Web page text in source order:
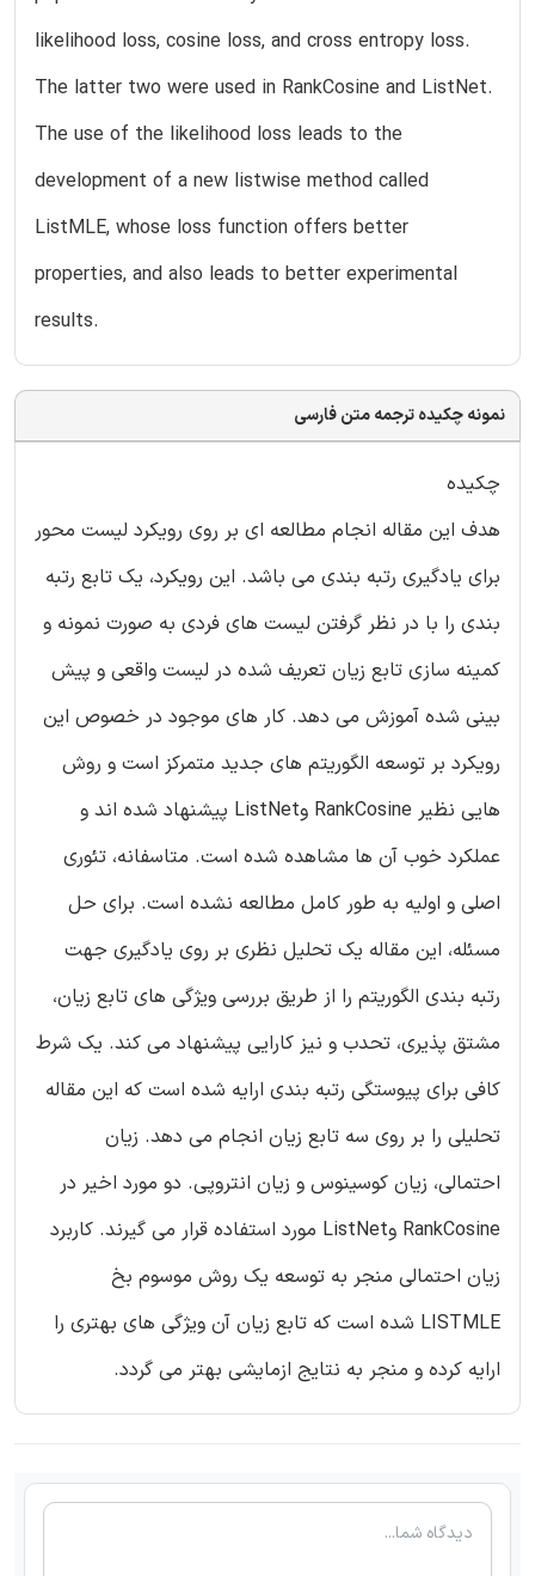
likelihood loss, cosine loss, and cross entropy loss.
The latter two were used in RankCosine and ListNet.
The use of the likelihood loss leads to the
development of a new listwise method called
ListMLE, whose loss function offers better
properties, and also leads to better experimental
results.
نمونه چکیده ترجمه متن فارسی
چکیده
هدف این مقاله انجام مطالعه ای بر روی رویکرد لیست محور
برای یادگیری رتبه بندی می باشد. این رویکرد، یک تابع رتبه
بندی را با در نظر گرفتن لیست های فردی به صورت نمونه و
کمینه سازی تابع زیان تعریف شده در لیست واقعی و پیش
بینی شده آموزش می دهد. کار های موجود در خصوص این
رویکرد بر توسعه الگوریتم های جدید متمرکز است و روش
هایی نظیر RankCosine وListNet پیشنهاد شده اند و
عملکرد خوب آن ها مشاهده شده است. متاسفانه، تئوری
اصلی و اولیه به طور کامل مطالعه نشده است. برای حل
مسئله، این مقاله یک تحلیل نظری بر روی یادگیری جهت
رتبه بندی الگوریتم را از طریق بررسی ویژگی های تابع زیان،
مشتق پذیری، تحدب و نیز کارایی پیشنهاد می کند. یک شرط
کافی برای پیوستگی رتبه بندی ارایه شده است که این مقاله
تحلیلی را بر روی سه تابع زیان انجام می دهد. زیان
احتمالی، زیان کوسینوس و زیان انتروپی. دو مورد اخیر در
RankCosine وListNet مورد استفاده قرار می گیرند. کاربرد
زیان احتمالی منجر به توسعه یک روش موسوم بخ
LISTMLE شده است که تابع زیان آن ویژگی های بهتری را
ارایه کرده و منجر به نتایج ازمایشی بهتر می گردد.